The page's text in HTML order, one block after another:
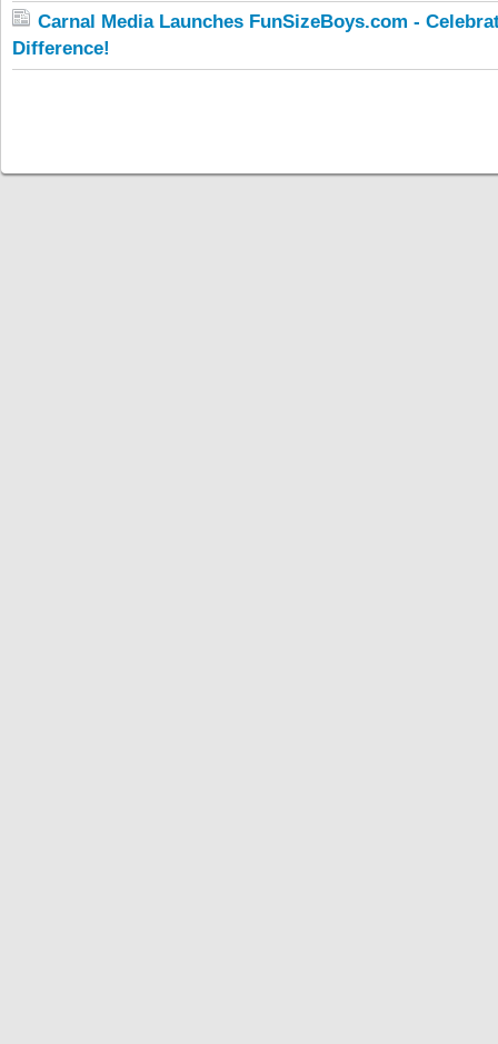
Carnal Media Launches FunSizeBoys.com -
Difference!